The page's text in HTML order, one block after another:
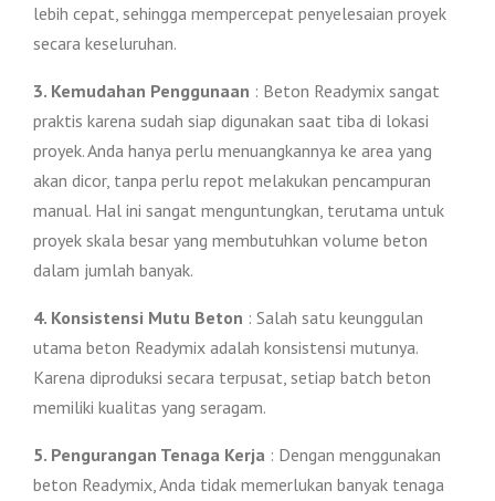
lebih cepat, sehingga mempercepat penyelesaian proyek
secara keseluruhan.
3. Kemudahan Penggunaan : Beton Readymix sangat
praktis karena sudah siap digunakan saat tiba di lokasi
proyek. Anda hanya perlu menuangkannya ke area yang
akan dicor, tanpa perlu repot melakukan pencampuran
manual. Hal ini sangat menguntungkan, terutama untuk
proyek skala besar yang membutuhkan volume beton
dalam jumlah banyak.
4. Konsistensi Mutu Beton : Salah satu keunggulan
utama beton Readymix adalah konsistensi mutunya.
Karena diproduksi secara terpusat, setiap batch beton
memiliki kualitas yang seragam.
5. Pengurangan Tenaga Kerja : Dengan menggunakan
beton Readymix, Anda tidak memerlukan banyak tenaga